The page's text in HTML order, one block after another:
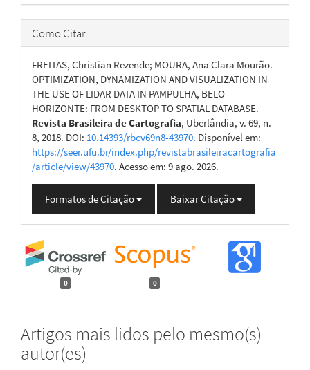
Como Citar
FREITAS, Christian Rezende; MOURA, Ana Clara Mourão.
OPTIMIZATION, DYNAMIZATION AND VISUALIZATION IN
THE USE OF LIDAR DATA IN PAMPULHA, BELO
HORIZONTE: FROM DESKTOP TO SPATIAL DATABASE.
Revista Brasileira de Cartografia, Uberlândia, v. 69, n.
8, 2018. DOI: 10.14393/rbcv69n8-43970. Disponível em:
https://seer.ufu.br/index.php/revistabrasileiracartografia
/article/view/43970. Acesso em: 9 ago. 2026.
Formatos de Citação Baixar Citação
0 0
Artigos mais lidos pelo mesmo(s)
autor(es)